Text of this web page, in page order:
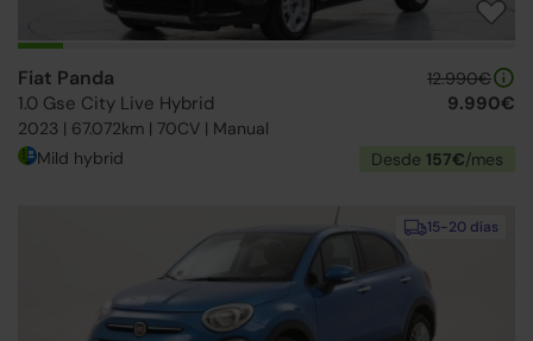
Fiat Panda
1.0 Gse City Live Hybrid
2023 | 67.072km | 70CV | Manual
12.990€
9.990€
Mild hybrid Desde 157€/mes
15-20 días